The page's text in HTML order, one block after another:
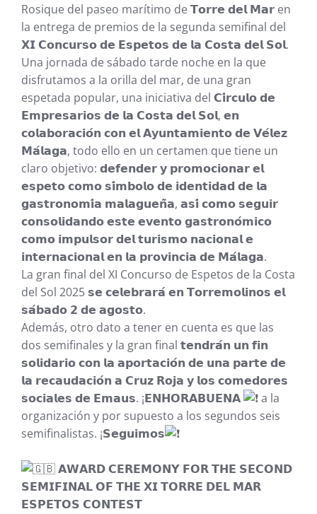
Rosique del paseo marítimo de 𝗧𝗼𝗿𝗿𝗲 𝗱𝗲𝗹 𝗠𝗮𝗿 en
la entrega de premios de la segunda semifinal del
𝗫𝗜 𝗖𝗼𝗻𝗰𝘂𝗿𝘀𝗼 𝗱𝗲 𝗘𝘀𝗽𝗲𝘁𝗼𝘀 𝗱𝗲 𝗹𝗮 𝗖𝗼𝘀𝘁𝗮 𝗱𝗲𝗹 𝗦𝗼𝗹.
Una jornada de sábado tarde noche en la que
disfrutamos a la orilla del mar, de una gran
espetada popular, una iniciativa del 𝗖𝗶́𝗿𝗰𝘂𝗹𝗼 𝗱𝗲
𝗘𝗺𝗽𝗿𝗲𝘀𝗮𝗿𝗶𝗼𝘀 𝗱𝗲 𝗹𝗮 𝗖𝗼𝘀𝘁𝗮 𝗱𝗲𝗹 𝗦𝗼𝗹, 𝗲𝗻
𝗰𝗼𝗹𝗮𝗯𝗼𝗿𝗮𝗰𝗶𝗼́𝗻 𝗰𝗼𝗻 𝗲𝗹 𝗔𝘆𝘂𝗻𝘁𝗮𝗺𝗶𝗲𝗻𝘁𝗼 𝗱𝗲 𝗩𝗲́𝗹𝗲𝘇
𝗠𝗮́𝗹𝗮𝗴𝗮, todo ello en un certamen que tiene un
claro objetivo: 𝗱𝗲𝗳𝗲𝗻𝗱𝗲𝗿 𝘆 𝗽𝗿𝗼𝗺𝗼𝗰𝗶𝗼𝗻𝗮𝗿 𝗲𝗹
𝗲𝘀𝗽𝗲𝘁𝗼 𝗰𝗼𝗺𝗼 𝘀𝗶́𝗺𝗯𝗼𝗹𝗼 𝗱𝗲 𝗶𝗱𝗲𝗻𝘁𝗶𝗱𝗮𝗱 𝗱𝗲 𝗹𝗮
𝗴𝗮𝘀𝘁𝗿𝗼𝗻𝗼𝗺𝗶́𝗮 𝗺𝗮𝗹𝗮𝗴𝘂𝗲𝗻̃𝗮, 𝗮𝘀𝗶́ 𝗰𝗼𝗺𝗼 𝘀𝗲𝗴𝘂𝗶𝗿
𝗰𝗼𝗻𝘀𝗼𝗹𝗶𝗱𝗮𝗻𝗱𝗼 𝗲𝘀𝘁𝗲 𝗲𝘃𝗲𝗻𝘁𝗼 𝗴𝗮𝘀𝘁𝗿𝗼𝗻𝗼́𝗺𝗶𝗰𝗼
𝗰𝗼𝗺𝗼 𝗶𝗺𝗽𝘂𝗹𝘀𝗼𝗿 𝗱𝗲𝗹 𝘁𝘂𝗿𝗶𝘀𝗺𝗼 𝗻𝗮𝗰𝗶𝗼𝗻𝗮𝗹 𝗲
𝗶𝗻𝘁𝗲𝗿𝗻𝗮𝗰𝗶𝗼𝗻𝗮𝗹 𝗲𝗻 𝗹𝗮 𝗽𝗿𝗼𝘃𝗶𝗻𝗰𝗶𝗮 𝗱𝗲 𝗠𝗮́𝗹𝗮𝗴𝗮.
La gran final del XI Concurso de Espetos de la Costa
del Sol 2025 𝘀𝗲 𝗰𝗲𝗹𝗲𝗯𝗿𝗮𝗿𝗮́ 𝗲𝗻 𝗧𝗼𝗿𝗿𝗲𝗺𝗼𝗹𝗶𝗻𝗼𝘀 𝗲𝗹
𝘀𝗮́𝗯𝗮𝗱𝗼 𝟮 𝗱𝗲 𝗮𝗴𝗼𝘀𝘁𝗼.
Además, otro dato a tener en cuenta es que las
dos semifinales y la gran final 𝘁𝗲𝗻𝗱𝗿𝗮́𝗻 𝘂𝗻 𝗳𝗶𝗻
𝘀𝗼𝗹𝗶𝗱𝗮𝗿𝗶𝗼 𝗰𝗼𝗻 𝗹𝗮 𝗮𝗽𝗼𝗿𝘁𝗮𝗰𝗶𝗼́𝗻 𝗱𝗲 𝘂𝗻𝗮 𝗽𝗮𝗿𝘁𝗲 𝗱𝗲
𝗹𝗮 𝗿𝗲𝗰𝗮𝘂𝗱𝗮𝗰𝗶𝗼́𝗻 𝗮 𝗖𝗿𝘂𝘇 𝗥𝗼𝗷𝗮 𝘆 𝗹𝗼𝘀 𝗰𝗼𝗺𝗲𝗱𝗼𝗿𝗲𝘀
𝘀𝗼𝗰𝗶𝗮𝗹𝗲𝘀 𝗱𝗲 𝗘𝗺𝗮𝘂𝘀. ¡𝗘𝗡𝗛𝗢𝗥𝗔𝗕𝗨𝗘𝗡𝗔
a la
organización y por supuesto a los segundos seis
semifinalistas. ¡𝗦𝗲𝗴𝘂𝗶𝗺𝗼𝘀
𝗔𝗪𝗔𝗥𝗗 𝗖𝗘𝗥𝗘𝗠𝗢𝗡𝗬 𝗙𝗢𝗥 𝗧𝗛𝗘 𝗦𝗘𝗖𝗢𝗡𝗗
𝗦𝗘𝗠𝗜𝗙𝗜𝗡𝗔𝗟 𝗢𝗙 𝗧𝗛𝗘 𝗫𝗜 𝗧𝗢𝗥𝗥𝗘 𝗗𝗘𝗟 𝗠𝗔𝗥
𝗘𝗦𝗣𝗘𝗧𝗢𝗦 𝗖𝗢𝗡𝗧𝗘𝗦𝗧